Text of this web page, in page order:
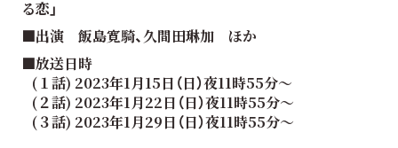
る恋」
■出演 飯島寛騎、久間田琳加 ほか
■放送日時
(１話) 2023年1月15日（日）夜11時55分～
(２話) 2023年1月22日（日）夜11時55分～
(３話) 2023年1月29日（日）夜11時55分～